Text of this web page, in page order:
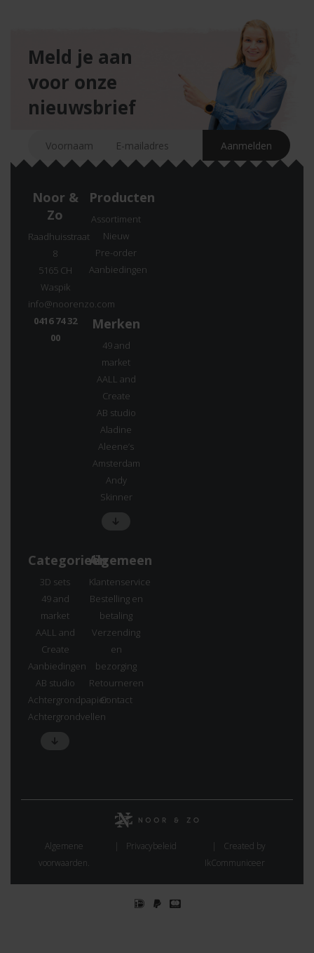
Meld je aan
voor onze
nieuwsbrief
Noor &
Zo
Raadhuisstraat
8
5165 CH
Waspik
info@noorenzo.com
0416 74 32
00
Producten
Assortiment
Nieuw
Pre-order
Aanbiedingen
Merken
49 and
market
AALL and
Create
AB studio
Aladine
Aleene’s
Amsterdam
Andy
Skinner
Categorieën
3D sets
49 and
market
AALL and
Create
Aanbiedingen
AB studio
Achtergrondpapier
Achtergrondvellen
Algemeen
Klantenservice
Bestelling en
betaling
Verzending
en
bezorging
Retourneren
Contact
Algemene
voorwaarden.
Privacybeleid
Created by
IkCommuniceer